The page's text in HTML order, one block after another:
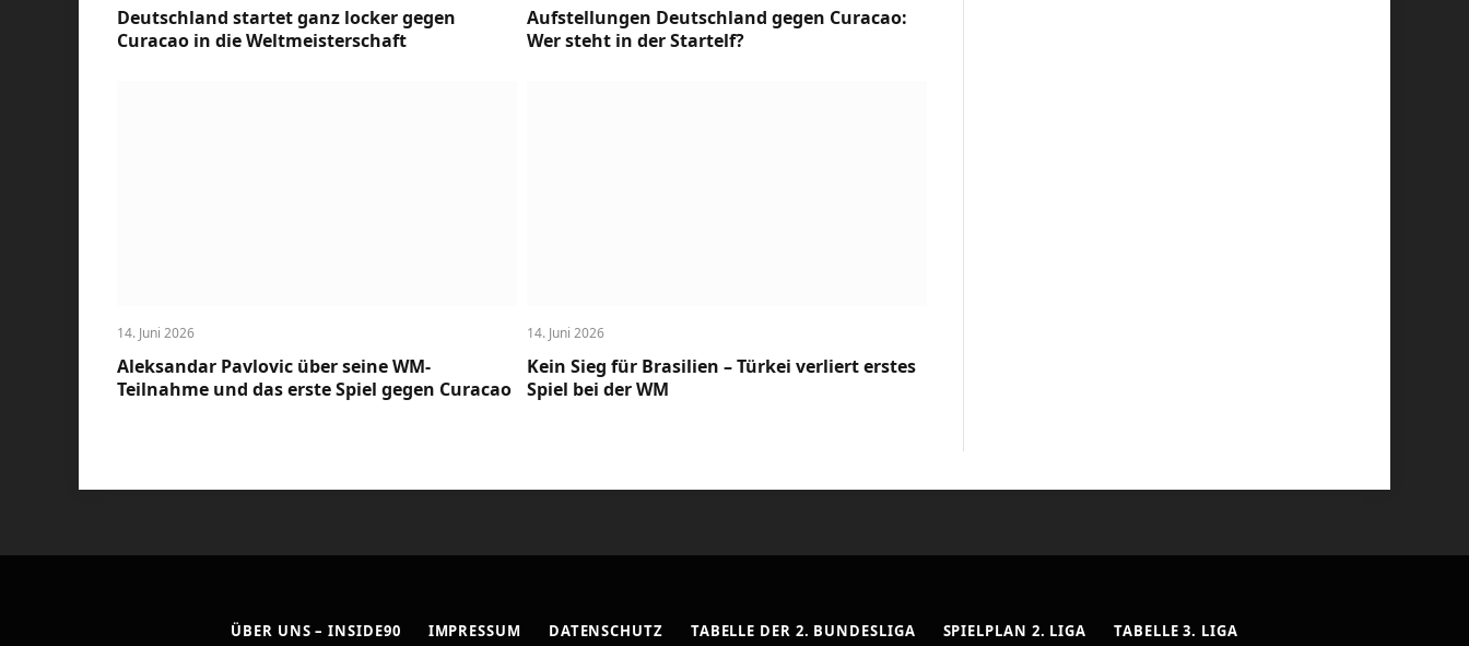
Deutschland startet ganz locker gegen
Curacao in die Weltmeisterschaft
Aufstellungen Deutschland gegen Curacao:
Wer steht in der Startelf?
14. Juni 2026
Aleksandar Pavlovic über seine WM-
Teilnahme und das erste Spiel gegen Curacao
14. Juni 2026
Kein Sieg für Brasilien – Türkei verliert erstes
Spiel bei der WM
ÜBER UNS – INSIDE90 IMPRESSUM DATENSCHUTZ TABELLE DER 2. BUNDESLIGA SPIELPLAN 2. LIGA TABELLE 3. LIGA